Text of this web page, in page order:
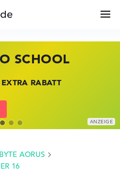
& Wissen
SCHOOL
RABATT
DEALS
BEI HP
DEALS
JETZT
AORUS
16